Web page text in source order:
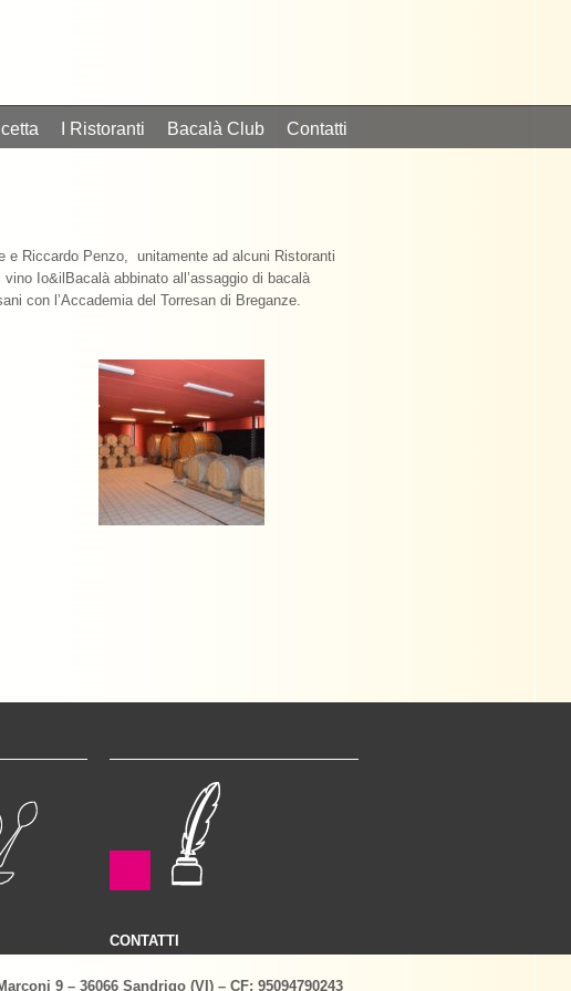
I Ristoranti Bacalà Club Contatti
e Riccardo Penzo, unitamente ad alcuni Ristoranti
Io&ilBacalà abbinato all’assaggio di bacalà
con l’Accademia del Torresan di Breganze.
CONTATTI
9 – 36066 Sandrigo (VI) – CF: 95094790243